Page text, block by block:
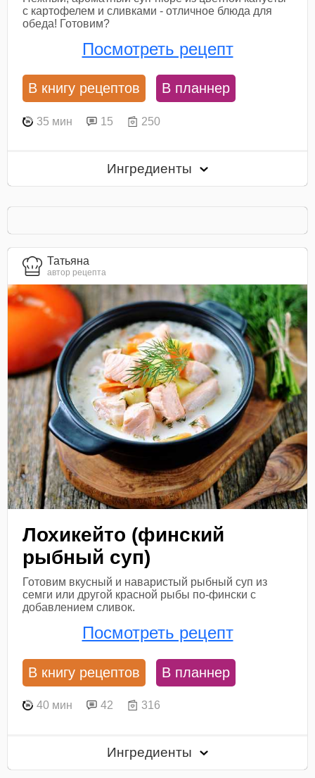
с картофелем и сливками - отличное блюда для
обеда! Готовим?
Посмотреть рецепт
В книгу рецептов В планнер
35 мин 15 250
Ингредиенты
Татьяна
автор рецепта
Лохикейто (финский
рыбный суп)
Готовим вкусный и наваристый рыбный суп из
семги или другой красной рыбы по-фински с
добавлением сливок.
Посмотреть рецепт
В книгу рецептов В планнер
40 мин 42 316
Ингредиенты